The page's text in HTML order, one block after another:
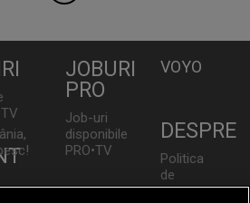
JOBURI
PRO
Job-uri
disponibile
PRO•TV
VOYO
DESPRE
Politica
de